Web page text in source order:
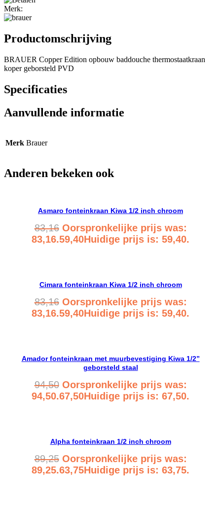
Merk:
Productomschrijving
BRAUER Copper Edition opbouw baddouche thermostaatkraan
koper geborsteld PVD
Specificaties
Aanvullende informatie
Merk Brauer
Anderen bekeken ook
Asmaro fonteinkraan Kiwa 1/2 inch chroom
83,16 Oorspronkelijke prijs was:
83,16.59,40Huidige prijs is: 59,40.
Cimara fonteinkraan Kiwa 1/2 inch chroom
83,16 Oorspronkelijke prijs was:
83,16.59,40Huidige prijs is: 59,40.
Amador fonteinkraan met muurbevestiging Kiwa 1/2”
geborsteld staal
94,50 Oorspronkelijke prijs was:
94,50.67,50Huidige prijs is: 67,50.
Alpha fonteinkraan 1/2 inch chroom
89,25 Oorspronkelijke prijs was:
89,25.63,75Huidige prijs is: 63,75.